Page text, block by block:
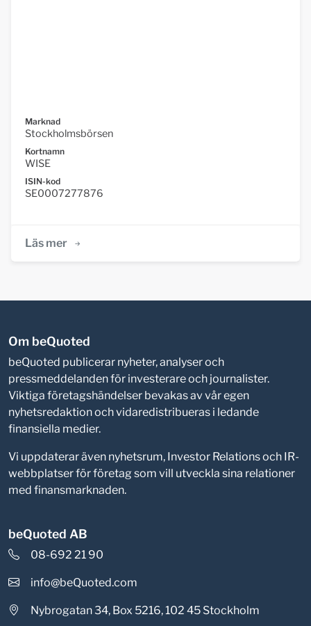
Marknad
Stockholmsbörsen
Kortnamn
WISE
ISIN-kod
SE0007277876
Läs mer
Om beQuoted
beQuoted publicerar nyheter, analyser och
pressmeddelanden för investerare och journalister.
Viktiga företagshändelser bevakas av vår egen
nyhetsredaktion och vidaredistribueras i ledande
finansiella medier.
Vi uppdaterar även nyhetsrum, Investor Relations och IR-
webbplatser för företag som vill utveckla sina relationer
med finansmarknaden.
beQuoted AB
08-692 21 90
info@beQuoted.com
Nybrogatan 34, Box 5216, 102 45 Stockholm